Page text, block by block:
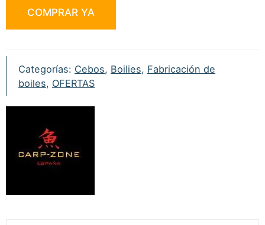
Alga
Espirulina
COMPRAR YA
Categorías: Cebos, Boilies, Fabricación de
boiles, OFERTAS